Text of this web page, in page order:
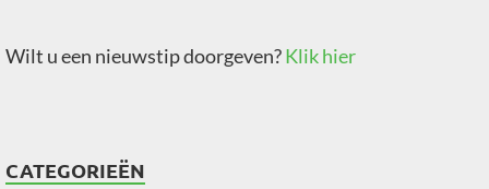
Wilt u een nieuwstip doorgeven?Klik hier
CATEGORIEËN